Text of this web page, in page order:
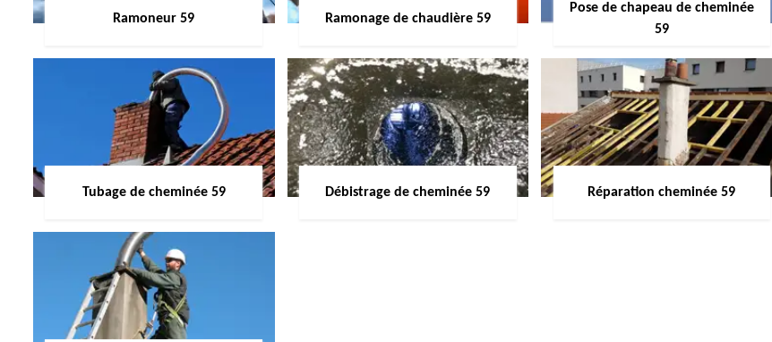
Ramoneur 59 Ramonage de chaudière 59
Pose de chapeau de cheminée
59
Tubage de cheminée 59 Débistrage de cheminée 59 Réparation cheminée 59